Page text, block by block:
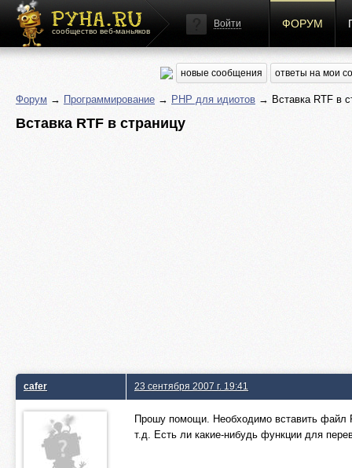
сообщество веб-маньяков
Войти ФОРУМ
новые сообщения ответы на мои
Форум → Программирование → PHP для идиотов → Вставка RTF в
Вставка RTF в страницу
cafer 23 сентября 2007 г. 19:41
Прошу помощи. Необходимо вставить файл
т.д. Есть ли какие-нибудь функции для